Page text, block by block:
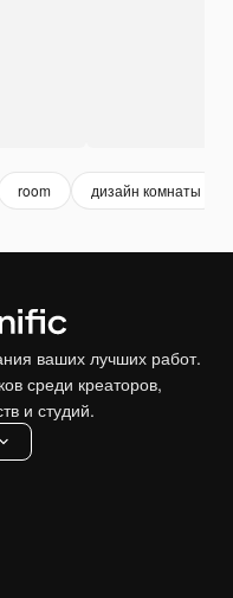
room дизайн комнаты
ваших лучших работ.
среди креаторов,
и студий.